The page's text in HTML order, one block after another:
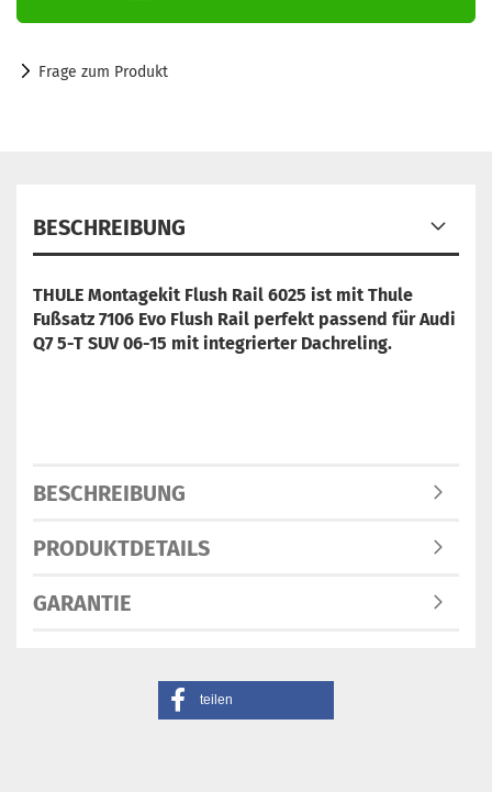
Frage zum Produkt
BESCHREIBUNG
THULE Montagekit Flush Rail 6025 ist mit Thule
Fußsatz 7106 Evo Flush Rail perfekt passend für Audi
Q7 5-T SUV 06-15 mit integrierter Dachreling.
BESCHREIBUNG
PRODUKTDETAILS
GARANTIE
teilen